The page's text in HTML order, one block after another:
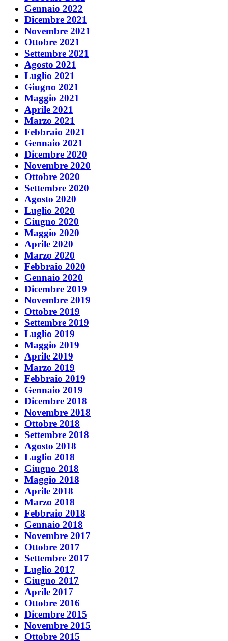
Gennaio 2022
Dicembre 2021
Novembre 2021
Ottobre 2021
Settembre 2021
Agosto 2021
Luglio 2021
Giugno 2021
Maggio 2021
Aprile 2021
Marzo 2021
Febbraio 2021
Gennaio 2021
Dicembre 2020
Novembre 2020
Ottobre 2020
Settembre 2020
Agosto 2020
Luglio 2020
Giugno 2020
Maggio 2020
Aprile 2020
Marzo 2020
Febbraio 2020
Gennaio 2020
Dicembre 2019
Novembre 2019
Ottobre 2019
Settembre 2019
Luglio 2019
Maggio 2019
Aprile 2019
Marzo 2019
Febbraio 2019
Gennaio 2019
Dicembre 2018
Novembre 2018
Ottobre 2018
Settembre 2018
Agosto 2018
Luglio 2018
Giugno 2018
Maggio 2018
Aprile 2018
Marzo 2018
Febbraio 2018
Gennaio 2018
Novembre 2017
Ottobre 2017
Settembre 2017
Luglio 2017
Giugno 2017
Aprile 2017
Ottobre 2016
Dicembre 2015
Novembre 2015
Ottobre 2015